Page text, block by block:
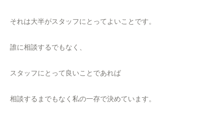
それは大半がスタッフにとってよいことです。
誰に相談するでもなく、
スタッフにとって良いことであれば
相談するまでもなく私の一存で決めています。